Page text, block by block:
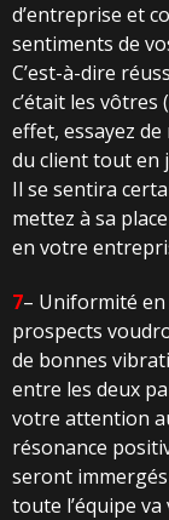
d’entreprise et
sentiments de
C’est-à-dire
c’était les
effet, essayez
du client tout en
Il se sentira
mettez à sa
en votre
7– Uniformité
prospects
de bonnes
entre les deux
votre attention
résonance
seront immergés
toute l’équipe